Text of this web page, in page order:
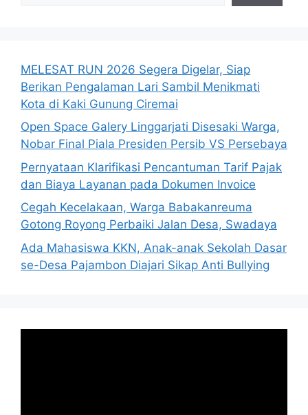
MELESAT RUN 2026 Segera Digelar, Siap
Berikan Pengalaman Lari Sambil Menikmati
Kota di Kaki Gunung Ciremai
Open Space Galery Linggarjati Disesaki Warga,
Nobar Final Piala Presiden Persib VS Persebaya
Pernyataan Klarifikasi Pencantuman Tarif Pajak
dan Biaya Layanan pada Dokumen Invoice
Cegah Kecelakaan, Warga Babakanreuma
Gotong Royong Perbaiki Jalan Desa, Swadaya
Ada Mahasiswa KKN, Anak-anak Sekolah Dasar
se-Desa Pajambon Diajari Sikap Anti Bullying